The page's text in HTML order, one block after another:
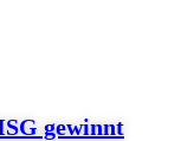
gewinnt